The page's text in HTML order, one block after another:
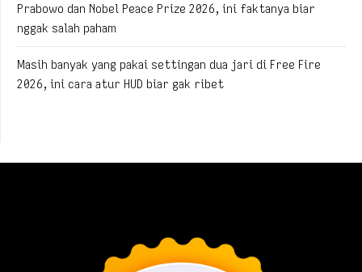
Prabowo dan Nobel Peace Prize 2026, ini faktanya biar
nggak salah paham
Masih banyak yang pakai settingan dua jari di Free Fire
2026, ini cara atur HUD biar gak ribet